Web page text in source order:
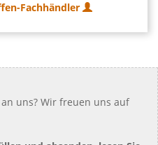
Fachhändler
uns? Wir freuen uns auf